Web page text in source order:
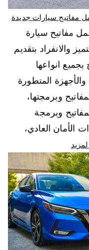
مفاتيح سيارة
والانفراد بتقديم
انواعها
المتطورة
وبرمجتها،
وبرمجة
الأمان العادي،